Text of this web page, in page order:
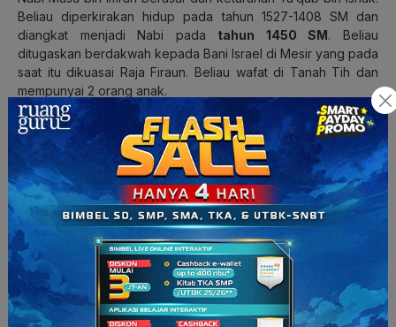
Beliau diperkirakan hidup pada tahun 1527-1408 SM dan
diangkat menjadi Nabi pada tahun 1450 SM. Beliau
ditugaskan berdakwah kepada Bani Israel di Mesir yang pada
saat itu dikuasai Raja Firaun. Beliau wafat di Tanah Tih dan
mempunyai 2 orang anak.
Nabi Musa AS menjadi salah satupemimpin yang mampu
bersikap tegas
. Beliau lahir di lingkungan istana Raja Firaun
dan dibesarkan oleh istri Firaun yang bernama Siti Asiah.
Allah SWT menurunkan wahyu pertama-Nya kepada Nabi
Musa AS di Bukit Sinai. Di sinilah kisah Nabi Musa AS bersama
saudaranya, Nabi Harun AS, memulai dakwah di hadapan
Firaun yang mengakui dirinya sebagai Tuhan.
Namun, Firaun tidak pernah menerima dakwah tersebut,
sehingga mereka berdua diusir dari istana. Sejak saat itu,
Firaun mengumpulkan para ahli sihir untuk membunuh Nabi